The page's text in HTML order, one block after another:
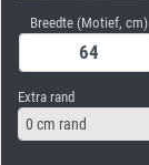
Breedte (Motief, cm)
Extra rand
0 cm rand